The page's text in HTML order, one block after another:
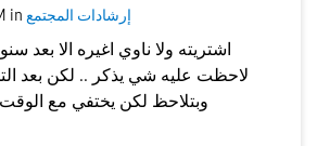
in إرشادات المجتمع
اشتريته ولا ناوي اغيره الا بعد
لاحظت عليه شي يذكر .. لكن بعد
وبتلاحظ لكن يختفي مع الوقت